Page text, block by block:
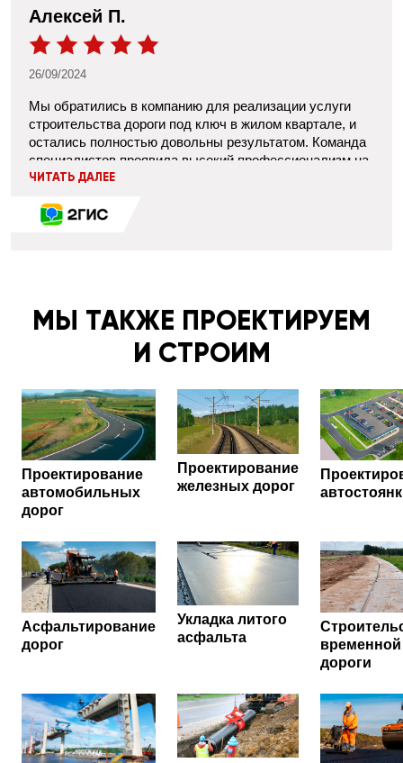
Алексей П.
26/09/2024
Мы обратились в компанию для реализации услуги
строительства дороги под ключ в жилом квартале, и
остались полностью довольны результатом. Команда
специалистов проявила высокий профессионализм на
каждом этапе — от проектирования до сдачи готовой
соответствии с согласованными сроками и бюджетом.
Рекомендуем!
ЧИТАТЬ ДАЛЕЕ
МЫ ТАКЖЕ ПРОЕКТИРУЕМ
И СТРОИМ
Проектирование
автомобильных
дорог
Проектирование
железных дорог
Асфальтирование
дорог
Укладка литого
асфальта
временной
дороги